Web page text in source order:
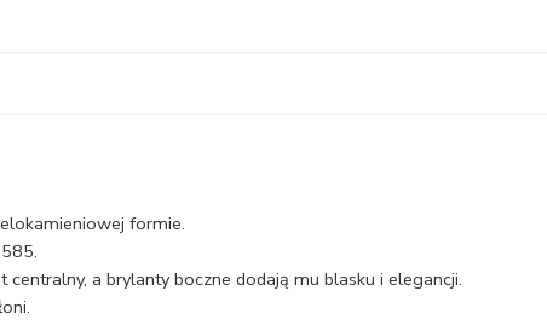
formie.
a brylanty boczne dodają mu blasku i elegancji.